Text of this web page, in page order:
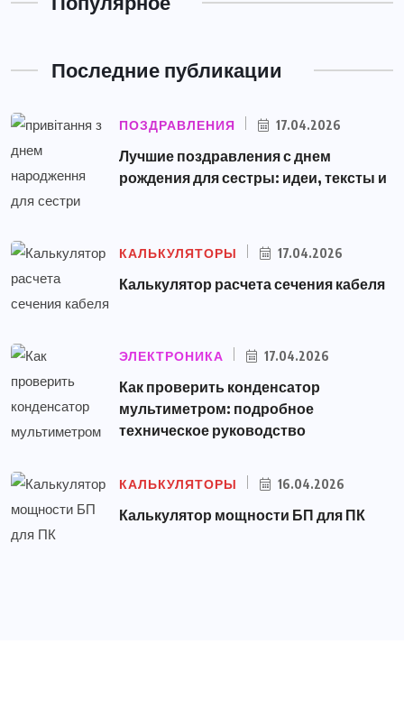
Последние публикации
ПОЗДРАВЛЕНИЯ 17.04.2026
Лучшие поздравления с днем
рождения для сестры: идеи, тексты и
КАЛЬКУЛЯТОРЫ 17.04.2026
Калькулятор расчета сечения кабеля
ЭЛЕКТРОНИКА 17.04.2026
Как проверить конденсатор
мультиметром: подробное
техническое руководство
КАЛЬКУЛЯТОРЫ 16.04.2026
Калькулятор мощности БП для ПК